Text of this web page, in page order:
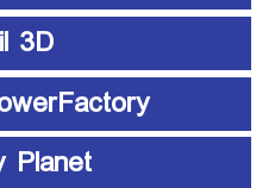
3D
Planet